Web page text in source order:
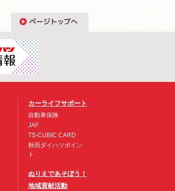
カーライフサポート
自動車保険
JAF
TS-CUBIC CARD
秋田ダイハツポイン
ト
ぬりえであそぼう！
地域貢献活動